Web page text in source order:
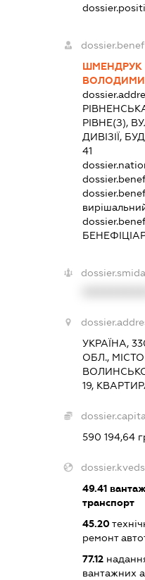
ШМЕНДРУК
РІВНЕ(З),
ДИВІЗІЇ,
41
УКРАЇНА,
ОБЛ.,
19,
590 194,64
49.41
транспорт
45.20
ремонт
77.12
вантажних